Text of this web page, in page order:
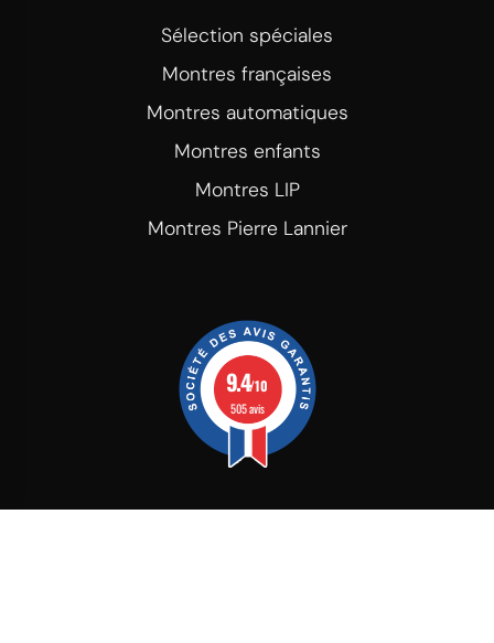
Sélection spéciales
Montres françaises
Montres automatiques
Montres enfants
Montres LIP
Montres Pierre Lannier
9.4/10
505 avis